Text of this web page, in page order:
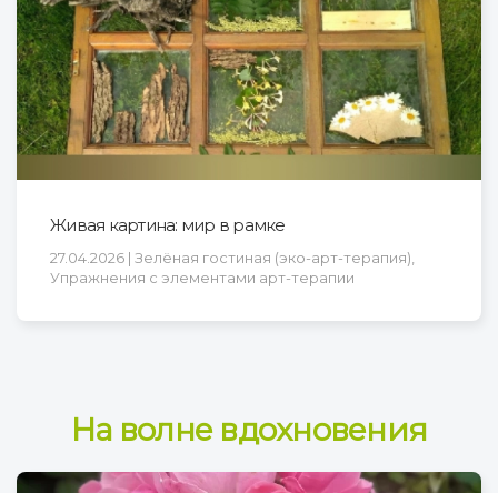
Живая картина: мир в рамке
27.04.2026 | Зелёная гостиная (эко-арт-терапия),
Упражнения с элементами арт-терапии
На волне вдохновения